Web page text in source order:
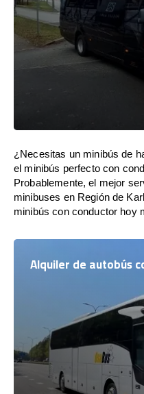
¿Necesitas un minibús de
el minibús perfecto con
Probablemente, el mejor
minibuses en Región de
minibús con conductor hoy
Alquiler de autobús